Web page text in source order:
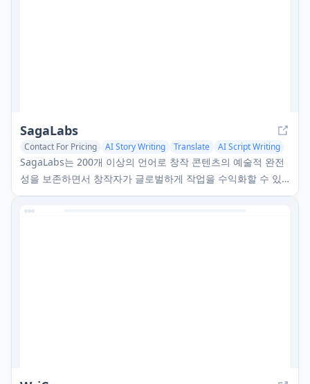
SagaLabs
Contact For Pricing AI Story Writing Translate AI Script Writing
SagaLabs는 200개 이상의 언어로 창작 콘텐츠의 예술적 완전
성을 보존하면서 창작자가 글로벌하게 작업을 수익화할 수 있
도록 돕는 AI 기반 번역 및 현지화 플랫폼입니다.